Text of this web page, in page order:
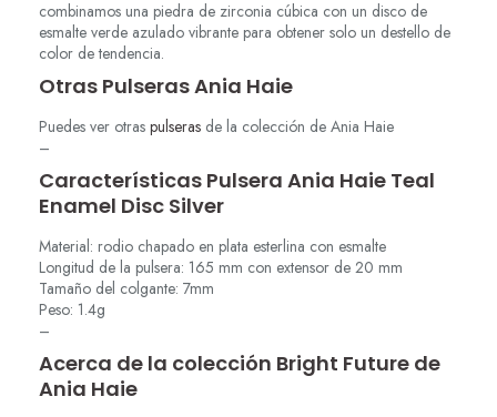
combinamos una piedra de zirconia cúbica con un disco de
esmalte verde azulado vibrante para obtener solo un destello de
color de tendencia.
Otras Pulseras Ania Haie
Puedes ver otras pulseras de la colección de Ania Haie
–
Características Pulsera Ania Haie Teal
Enamel Disc Silver
Material: rodio chapado en plata esterlina con esmalte
Longitud de la pulsera: 165 mm con extensor de 20 mm
Tamaño del colgante: 7mm
Peso: 1.4g
–
Acerca de la colección Bright Future de
Ania Haie